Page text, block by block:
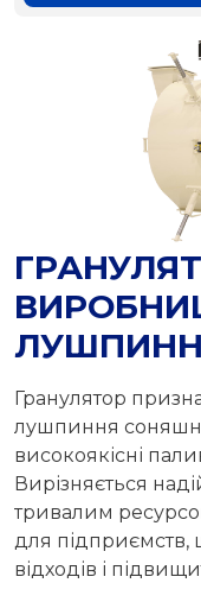
Гранулятор
лушпиння
високоякісні
Вирізняється
тривалим
для підприємств,
відходів і